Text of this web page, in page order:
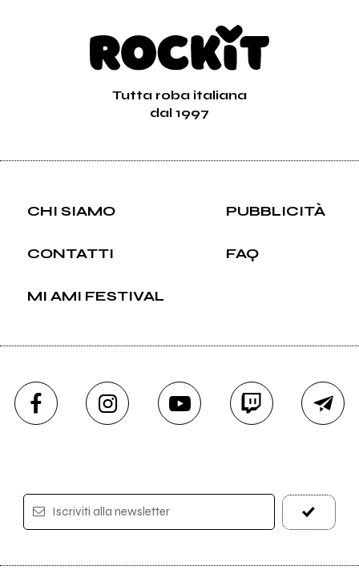
Tutta roba italiana
dal 1997
CHI SIAMO PUBBLICITÀ
CONTATTI FAQ
MI AMI FESTIVAL
Iscriviti alla newsletter